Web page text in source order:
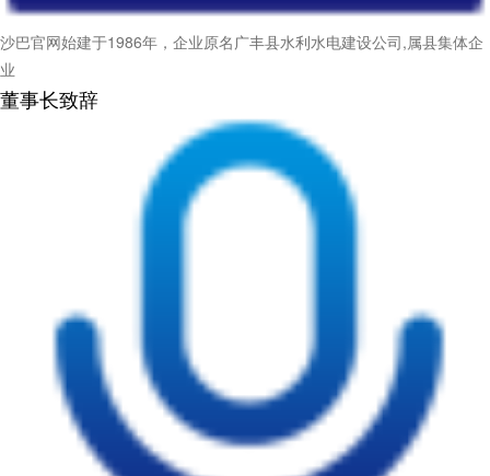
沙巴官网始建于1986年，企业原名广丰县水利水电建设公司,属县集体企
业
董事长致辞